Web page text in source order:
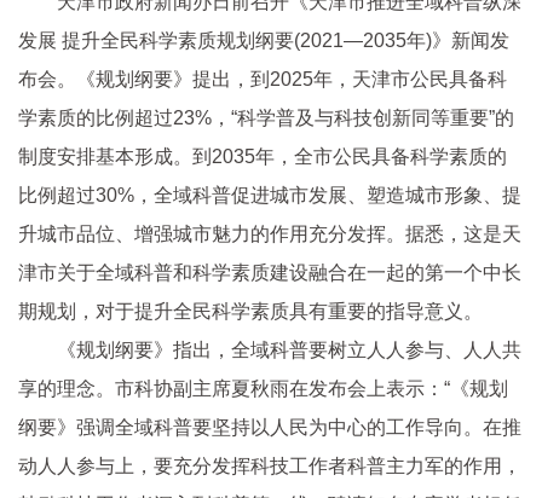
发展 提升全民科学素质规划纲要(2021—2035年)》新闻发
布会。《规划纲要》提出，到2025年，天津市公民具备科
学素质的比例超过23%，“科学普及与科技创新同等重要”的
制度安排基本形成。到2035年，全市公民具备科学素质的
比例超过30%，全域科普促进城市发展、塑造城市形象、提
升城市品位、增强城市魅力的作用充分发挥。据悉，这是天
津市关于全域科普和科学素质建设融合在一起的第一个中长
期规划，对于提升全民科学素质具有重要的指导意义。
《规划纲要》指出，全域科普要树立人人参与、人人共
享的理念。市科协副主席夏秋雨在发布会上表示：“《规划
纲要》强调全域科普要坚持以人民为中心的工作导向。在推
动人人参与上，要充分发挥科技工作者科普主力军的作用，